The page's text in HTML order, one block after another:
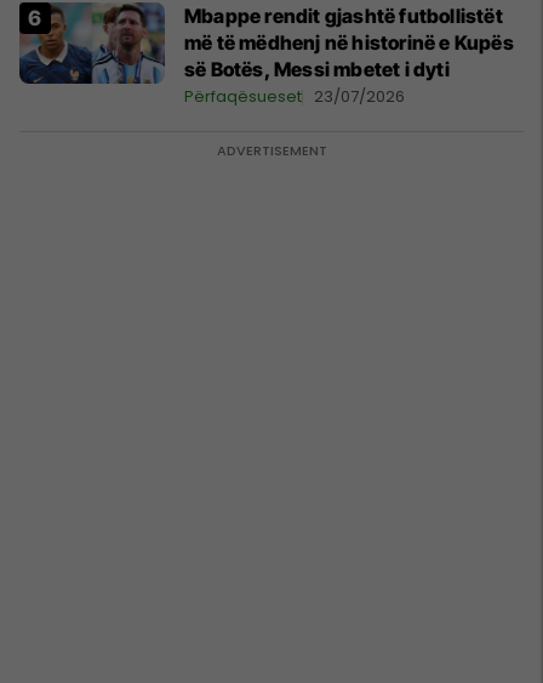
Mbappe rendit gjashtë futbollistët
më të mëdhenj në historinë e Kupës
së Botës, Messi mbetet i dyti
Përfaqësueset 23/07/2026